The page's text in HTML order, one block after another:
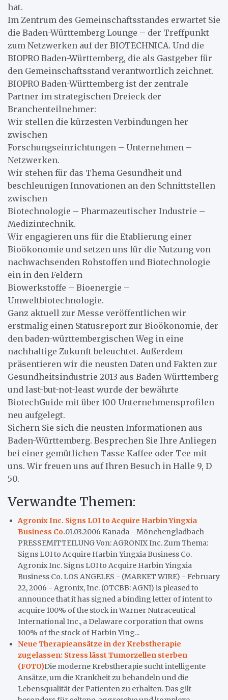
hat.
Im Zentrum des Gemeinschaftsstandes erwartet Sie
die Baden-Württemberg Lounge – der Treffpunkt
zum Netzwerken auf der BIOTECHNICA. Und die
BIOPRO Baden-Württemberg, die als Gastgeber für
den Gemeinschaftsstand verantwortlich zeichnet.
BIOPRO Baden-Württemberg ist der zentrale
Partner im strategischen Dreieck der
Branchenteilnehmer:
Wir stellen die kürzesten Verbindungen her
zwischen
Forschungseinrichtungen – Unternehmen –
Netzwerken.
Wir stehen für das Thema Gesundheit und
beschleunigen Innovationen an den Schnittstellen
zwischen
Biotechnologie – Pharmazeutischer Industrie –
Medizintechnik.
Wir engagieren uns für die Etablierung einer
Bioökonomie und setzen uns für die Nutzung von
nachwachsenden Rohstoffen und Biotechnologie
ein in den Feldern
Biowerkstoffe – Bioenergie –
Umweltbiotechnologie.
Ganz aktuell zur Messe veröffentlichen wir
erstmalig einen Statusreport zur Bioökonomie, der
den baden-württembergischen Weg in eine
nachhaltige Zukunft beleuchtet. Außerdem
präsentieren wir die neusten Daten und Fakten zur
Gesundheitsindustrie 2013 aus Baden-Württemberg
und last-but-not-least wurde der bewährte
BiotechGuide mit über 100 Unternehmensprofilen
neu aufgelegt.
Sichern Sie sich die neusten Informationen aus
Baden-Württemberg. Besprechen Sie Ihre Anliegen
bei einer gemütlichen Tasse Kaffee oder Tee mit
uns. Wir freuen uns auf Ihren Besuch in Halle 9, D
50.
Verwandte Themen:
Agronix Inc. Signs LOI to Acquire Harbin Yingxia
Business Co.01.03.2006 Kanada - Mönchengladbach
PRESSEMITTEILUNG Von: AGRONIX Inc. Zum Thema:
Signs LOI to Acquire Harbin Yingxia Business Co.
Agronix Inc. Signs LOI to Acquire Harbin Yingxia
Business Co. LOS ANGELES - (MARKET WIRE) - February
22, 2006 - Agronix, Inc. (OTCBB: AGNI) is pleased to
announce that it has signed a binding letter of intent to
acquire 100% of the stock in Warner Nutraceutical
International Inc., a Delaware corporation that owns
100% of the stock of Harbin Ying...
Neue Therapieansätze in der Krebstherapie
zugelassen: Stress lässt Tumorzellen sterben
(FOTO)Die moderne Krebstherapie sucht intelligente
Ansätze, um die Krankheit zu behandeln und die
Lebensqualität der Patienten zu erhalten. Das gilt